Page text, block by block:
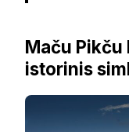
Maču Pikču
istorinis